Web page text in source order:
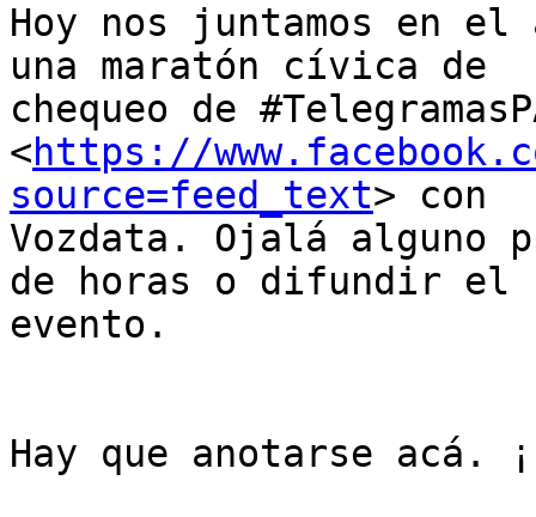
Hoy nos juntamos en el
una maratón cívica de
chequeo de
<https://
source=feed_text> con
Vozdata. Ojalá alguno
de horas o difundir el
evento.
Hay que anotarse acá.